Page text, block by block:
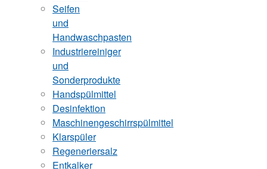
Seifen
und
Handwaschpasten
Industriereiniger
und
Sonderprodukte
Handspülmittel
Desinfektion
Maschinengeschirrspülmittel
Klarspüler
Regeneriersalz
Entkalker